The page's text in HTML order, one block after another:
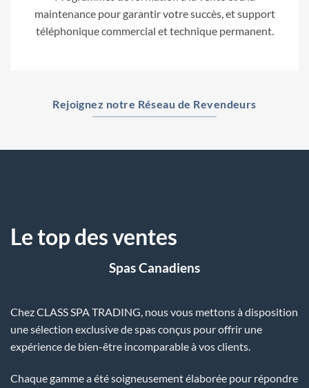
maintenance pour garantir votre succès, et support
téléphonique commercial et technique permanent.
Rejoignez notre Réseau de Revendeurs
Le top des ventes
Spas Canadiens
Chez CLASS SPA TRADING, nous vous mettons à disposition
une sélection exclusive de spas conçus pour offrir une
expérience de bien-être incomparable à vos clients.
Chaque gamme a été soigneusement élaborée pour répondre